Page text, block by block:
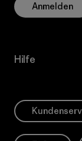
Anmelden
Hilfe